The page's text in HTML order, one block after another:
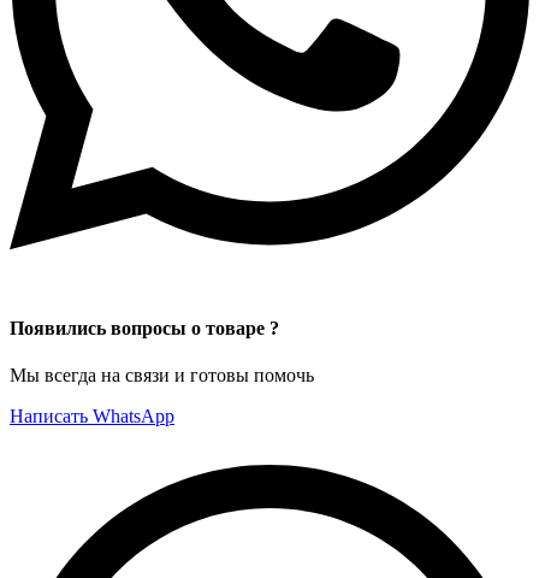
Появились вопросы о товаре ?
Мы всегда на связи и готовы помочь
Написать WhatsApp